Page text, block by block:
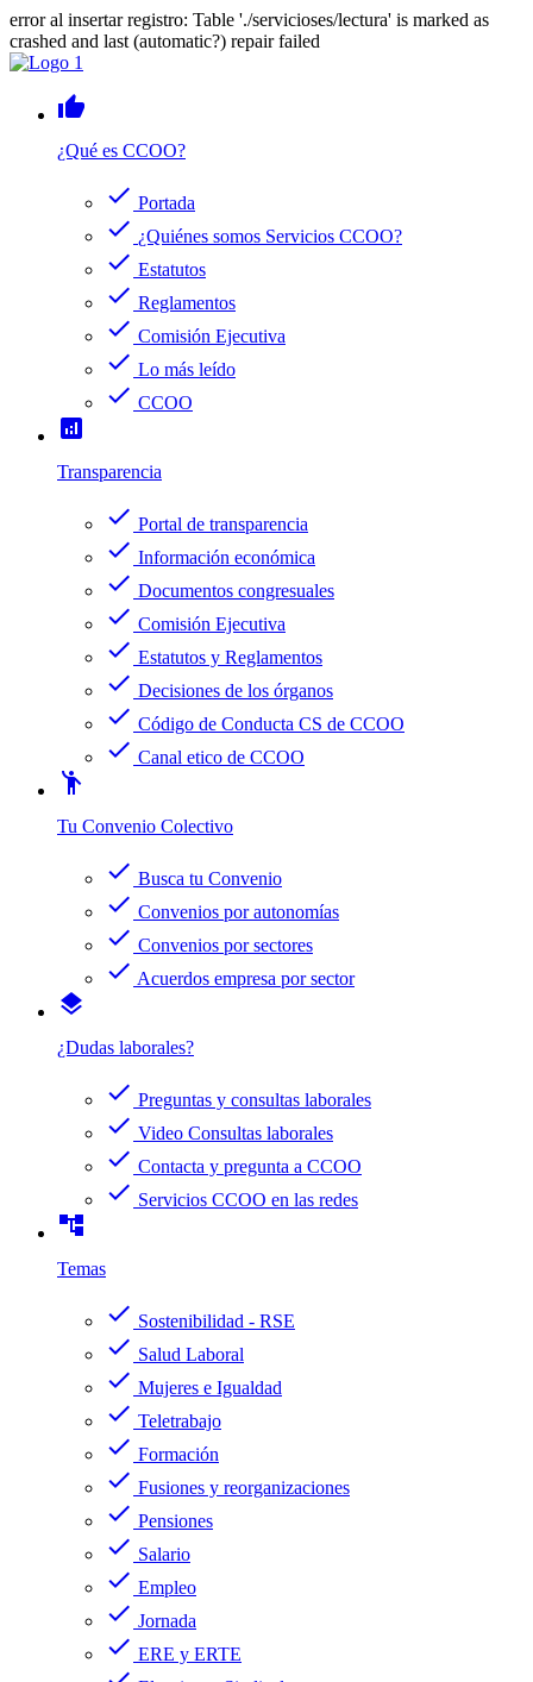
error al insertar registro: Table './servicioses/lectura' is marked as
crashed and last (automatic?) repair failed
thumb_up
¿Qué es CCOO?
check Portada
check ¿Quiénes somos Servicios CCOO?
check Estatutos
check Reglamentos
check Comisión Ejecutiva
check Lo más leído
check CCOO
analytics
Transparencia
check Portal de transparencia
check Información económica
check Documentos congresuales
check Comisión Ejecutiva
check Estatutos y Reglamentos
check Decisiones de los órganos
check Código de Conducta CS de CCOO
check Canal etico de CCOO
emoji_people
Tu Convenio Colectivo
check Busca tu Convenio
check Convenios por autonomías
check Convenios por sectores
check Acuerdos empresa por sector
layers
¿Dudas laborales?
check Preguntas y consultas laborales
check Video Consultas laborales
check Contacta y pregunta a CCOO
check Servicios CCOO en las redes
account_tree
Temas
check Sostenibilidad - RSE
check Salud Laboral
check Mujeres e Igualdad
check Teletrabajo
check Formación
check Fusiones y reorganizaciones
check Pensiones
check Salario
check Empleo
check Jornada
check ERE y ERTE